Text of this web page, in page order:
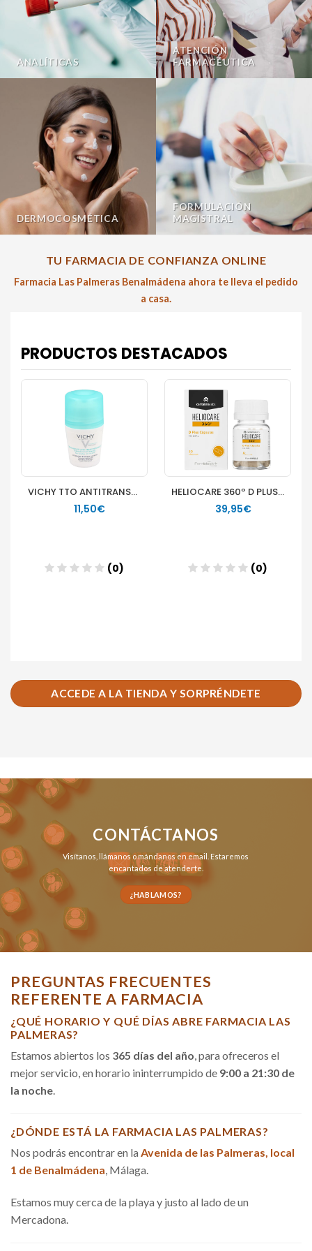
ANALÍTICAS
ATENCIÓN
FARMACÉUTICA
DERMOCOSMÉTICA
FORMULACIÓN
MAGISTRAL
TU FARMACIA DE CONFIANZA ONLINE
Farmacia Las Palmeras Benalmádena ahora te lleva el pedido
a casa.
ACCEDE A LA TIENDA Y SORPRÉNDETE
CONTÁCTANOS
Visítanos, llámanosomándanos en email . Estaremos
encantados de atenderte.
¿HABLAMOS?
PREGUNTAS FRECUENTES
REFERENTE A FARMACIA
¿QUÉ HORARIO Y QUÉ DÍAS ABRE FARMACIA LAS
PALMERAS?
Estamos abiertos los 365 días del año, para ofreceros el
mejor servicio, en horario ininterrumpido de 9:00 a 21:30 de
la noche.
¿DÓNDE ESTÁ LA FARMACIA LAS PALMERAS?
Nos podrás encontrar en la Avenida de las Palmeras, local
1 de Benalmádena, Málaga.
Estamos muy cerca de la playa y justo al lado de un
Mercadona.